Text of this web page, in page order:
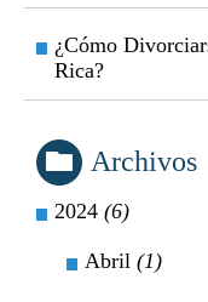
¿Cómo
Rica?
Archivos
2024 (6)
Abril (1)